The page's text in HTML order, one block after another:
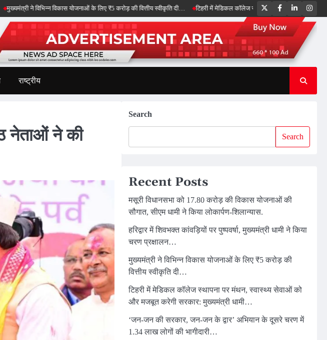
विकास योजनाओं के लिए ₹5 करोड़ की वित्तीय स्वीकृति दी… टिहरी में मेडिकल कॉलेज स्थापना पर मंथन, स्वास्थ्य सेवाओं को और
TwitterFacebookLinkedIn
राष्ट्रीय
नेताओं ने की
Search
Search
Recent Posts
मसूरी विधानसभा को 17.80 करोड़ की विकास योजनाओं की
सौगात, सीएम धामी ने किया लोकार्पण-शिलान्यास.
हरिद्वार में शिवभक्त कांवड़ियों पर पुष्पवर्षा, मुख्यमंत्री धामी ने किया
चरण प्रक्षालन…
मुख्यमंत्री ने विभिन्न विकास योजनाओं के लिए ₹5 करोड़ की
वित्तीय स्वीकृति दी…
टिहरी में मेडिकल कॉलेज स्थापना पर मंथन, स्वास्थ्य सेवाओं को
और मजबूत करेगी सरकार: मुख्यमंत्री धामी…
‘जन-जन की सरकार, जन-जन के द्वार’ अभियान के दूसरे चरण में
1.34 लाख लोगों की भागीदारी…